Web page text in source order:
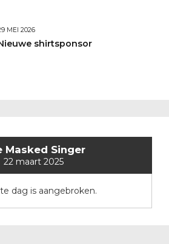
MEI 2026
shirtsponsor
Masked Singer
22 maart 2025
dag is aangebroken.